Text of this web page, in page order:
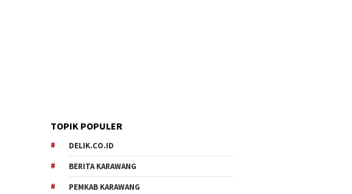
TOPIK POPULER
DELIK.CO.ID
BERITA KARAWANG
PEMKAB KARAWANG